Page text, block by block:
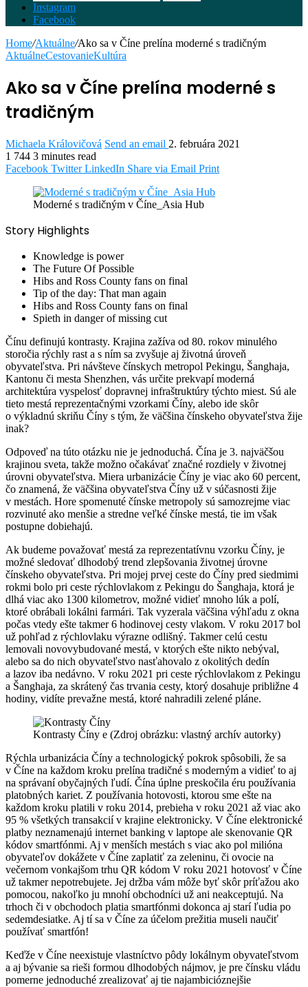
Instagram
Facebook
Home/Aktuálne/Ako sa v Číne prelína moderné s tradičným
AktuálneCestovanieKultúra
Ako sa v Číne prelína moderné s
tradičným
Michaela Královičová Send an email 2. februára 2021
1 744 3 minutes read
Facebook Twitter LinkedIn Share via Email Print
Moderné s tradičným v Číne_Asia Hub
Story Highlights
Knowledge is power
The Future Of Possible
Hibs and Ross County fans on final
Tip of the day: That man again
Hibs and Ross County fans on final
Spieth in danger of missing cut
Čínu definujú kontrasty. Krajina zažíva od 80. rokov minulého
storočia rýchly rast a s ním sa zvyšuje aj životná úroveň
obyvateľstva. Pri návšteve čínskych metropol Pekingu, Šanghaja,
Kantonu či mesta Shenzhen, vás určite prekvapí moderná
architektúra vyspelosť dopravnej infraštruktúry týchto miest. Sú ale
tieto mestá reprezentačnými vzorkami Číny, alebo ide skôr
o výkladnú skriňu Číny s tým, že väčšina čínskeho obyvateľstva žije
inak?
Odpoveď na túto otázku nie je jednoduchá. Čína je 3. najväčšou
krajinou sveta, takže možno očakávať značné rozdiely v životnej
úrovni obyvateľstva. Miera urbanizácie Číny je viac ako 60 percent,
čo znamená, že väčšina obyvateľstva Číny už v súčasnosti žije
v mestách. Hore spomenuté čínske metropoly sú samozrejme viac
rozvinuté ako menšie a stredne veľké čínske mestá, tie im však
postupne dobiehajú.
Ak budeme považovať mestá za reprezentatívnu vzorku Číny, je
možné sledovať dlhodobý trend zlepšovania životnej úrovne
čínskeho obyvateľstva. Pri mojej prvej ceste do Číny pred siedmimi
rokmi bolo pri ceste rýchlovlakom z Pekingu do Šanghaja, ktorá je
dlhá viac ako 1300 kilometrov, možné vidieť mnoho lúk a polí,
ktoré obrábali lokálni farmári. Tak vyzerala väčšina výhľadu z okna
počas vtedy ešte takmer 6 hodinovej cesty vlakom. V roku 2017 bol
už pohľad z rýchlovlaku výrazne odlišný. Takmer celú cestu
lemovali novovybudované mestá, v ktorých ešte nikto nebýval,
alebo sa do nich obyvateľstvo nasťahovalo z okolitých dedín
a lazov iba nedávno. V roku 2021 pri ceste rýchlovlakom z Pekingu
a Šanghaja, za skrátený čas trvania cesty, ktorý dosahuje približne 4
hodiny, vidíte prevažne mestá, ktoré nahradili zelené pláne.
Kontrasty Číny e (Zdroj obrázku: vlastný archív autorky)
Rýchla urbanizácia Číny a technologický pokrok spôsobili, že sa
v Číne na každom kroku prelína tradičné s moderným a vidieť to aj
na správaní obyčajných ľudí. Čína úplne preskočila éru používania
platobných kariet. Z používania hotovosti, ktorou sme ešte na
každom kroku platili v roku 2014, prebieha v roku 2021 až viac ako
95 % všetkých transakcií v krajine elektronicky. V Číne elektronické
platby neznamenajú internet banking v laptope ale skenovanie QR
kódov smartfónmi. Aj v menších mestách s viac ako pol milióna
obyvateľov dokážete v Číne zaplatiť za zeleninu, či ovocie na
večernom vonkajšom trhu QR kódom V roku 2021 hotovosť v Číne
už takmer nepotrebujete. Jej držba vám môže byť skôr príťažou ako
pomocou, nakoľko ju mnohí obchodníci už ani neakceptujú. Na
trhoch či v obchodoch platia smartfónmi dokonca aj starí ľudia po
sedemdesiatke. Aj tí sa v Číne za účelom prežitia museli naučiť
používať smartfón!
Keďže v Číne neexistuje vlastníctvo pôdy lokálnym obyvateľstvom
a aj bývanie sa rieši formou dlhodobých nájmov, je pre čínsku vládu
pomerne jednoduché zrealizovať aj tie najambicióznejšie